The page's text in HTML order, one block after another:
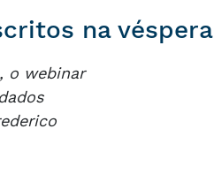
na véspera
o webinar